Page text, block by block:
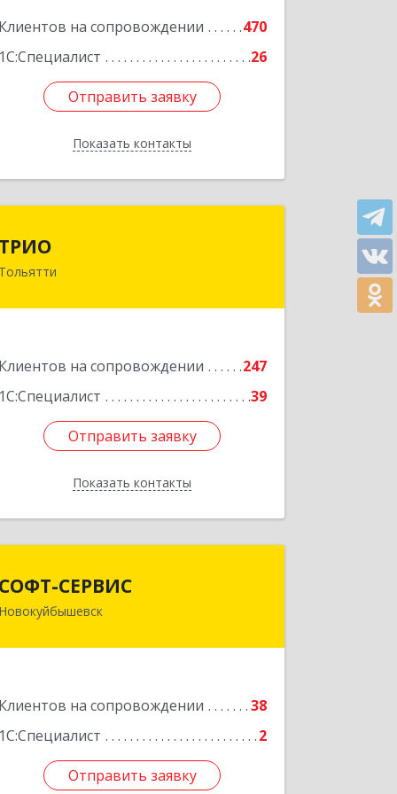
Клиентов на сопровождении
470
1С:Специалист
26
Отправить заявку
Показать контакты
Отправить заявку
Назад
ТРИО
Тольятти
Клиентов на сопровождении
247
1С:Специалист
39
Отправить заявку
Показать контакты
445004, Самарская обл, Тольятти г,
Отправить заявку
Назад
СОФТ-СЕРВИС
Новокуйбышевск
Клиентов на сопровождении
38
1С:Специалист
2
Отправить заявку
Подробнее
Отправить заявку